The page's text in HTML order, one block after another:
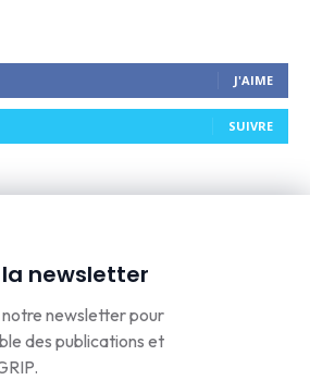
J'AIME
SUIVRE
newsletter
newsletter pour
des publications et